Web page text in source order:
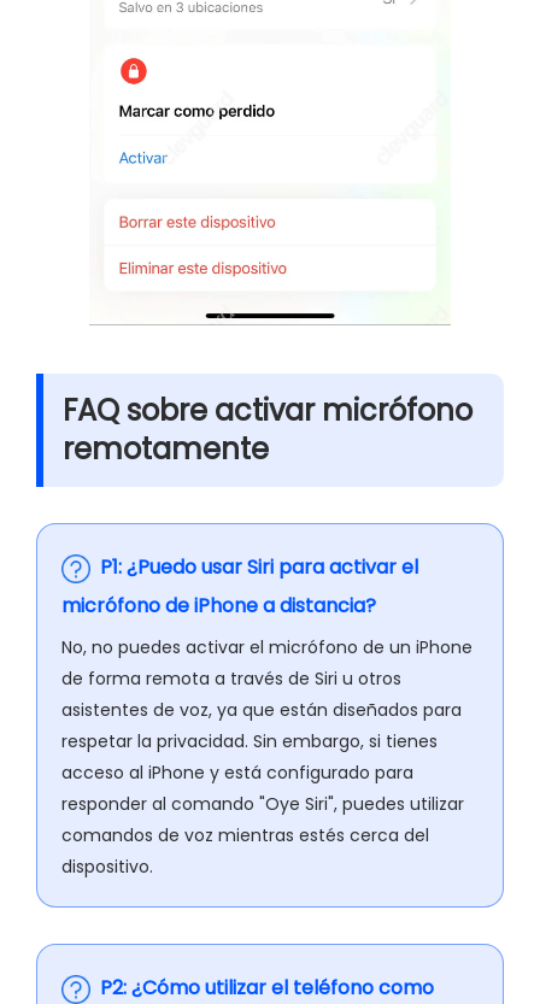
FAQ sobre activar micrófono
remotamente
P1: ¿Puedo usar Siri para activar el
micrófono de iPhone a distancia?
No, no puedes activar el micrófono de un iPhone
de forma remota a través de Siri u otros
asistentes de voz, ya que están diseñados para
respetar la privacidad. Sin embargo, si tienes
acceso al iPhone y está configurado para
responder al comando "Oye Siri", puedes utilizar
comandos de voz mientras estés cerca del
dispositivo.
P2: ¿Cómo utilizar el teléfono como